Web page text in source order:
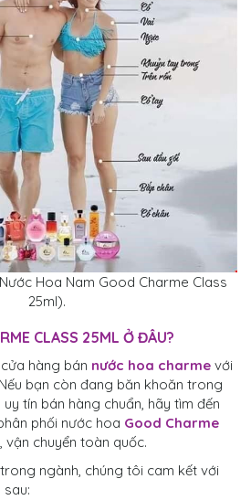
Hoa Nam Good Charme Class
25ml).
CLASS 25ML Ở ĐÂU?
hàng bán nước hoa charme với
bạn còn đang băn khoăn trong
tín bán hàng chuẩn, hãy tìm đến
phối nước hoa Good Charme
vận chuyển toàn quốc.
ngành, chúng tôi cam kết với
sau: